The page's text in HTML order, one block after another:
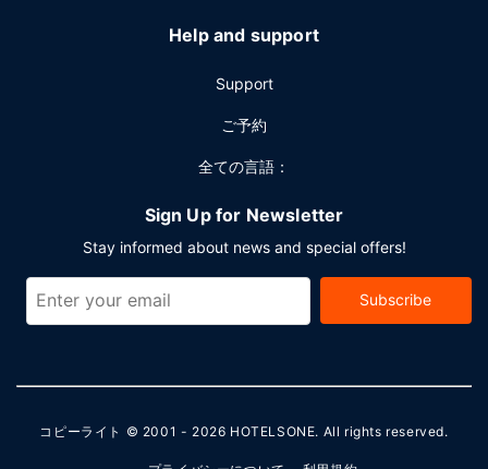
Help and support
Support
ご予約
全ての言語：
Sign Up for Newsletter
Stay informed about news and special offers!
Subscribe
コピーライト © 2001 - 2026 HOTELSONE. All rights reserved.